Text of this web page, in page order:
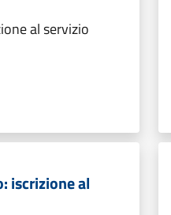
al servizio
iscrizione al